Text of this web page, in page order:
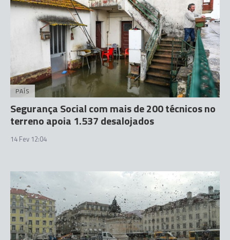
PAÍS
Segurança Social com mais de 200 técnicos no
terreno apoia 1.537 desalojados
14 Fev 12:04